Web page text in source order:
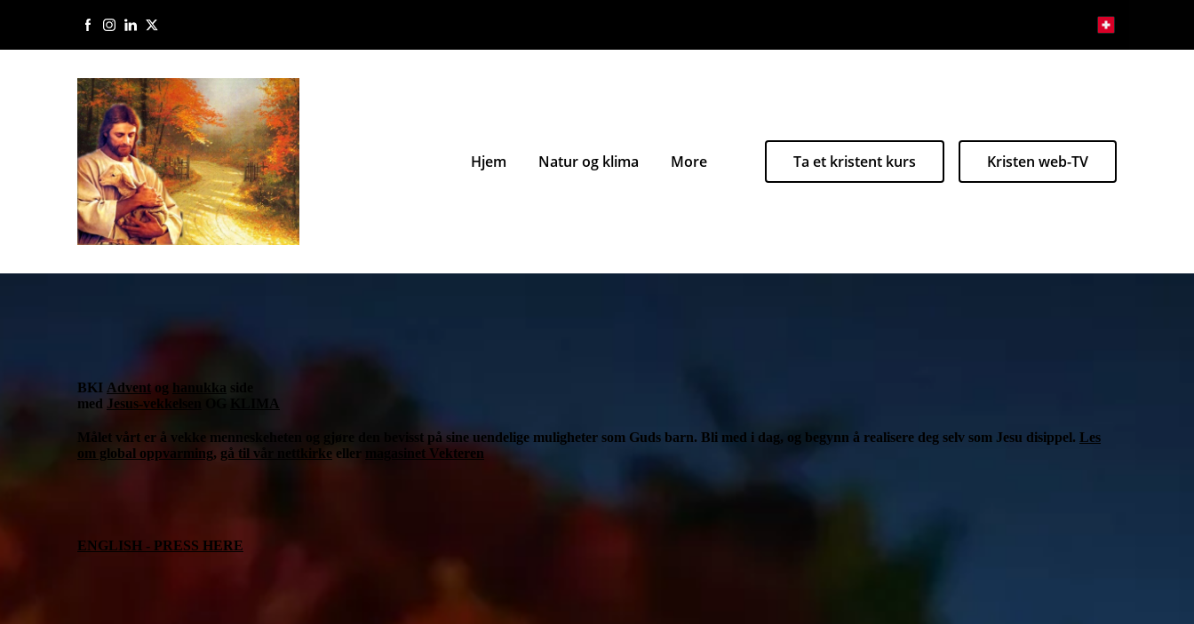
Hjem Natur og klima More Ta et kristent kurs Kristen web-TV
BKI Advent og hanukka side
med Jesus-vekkelsen KLIMA
Målet vårt er å vekke menneskeheten og gjøre den bevisst på sine uendelige muligheter som Guds barn. Bli med i dag, og begynn å realisere deg selv som Jesu disippel. Les
om global oppvarming, gå til vår nettkirke eller magasinet Vekteren
ENGLISH - PRESS HERE